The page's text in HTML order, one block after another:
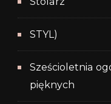
STYL)
Sześcioletnia
pięknych